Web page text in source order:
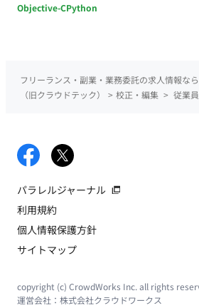
Objective-CPython
フリーランス・副業・業務委託の求人情報な
（旧クラウドテック）
> 校正・編集 > 従業
パラレルジャーナル
利用規約
個人情報保護方針
サイトマップ
copyright (c) CrowdWorks Inc. all rights
運営会社： 株式会社クラウドワークス